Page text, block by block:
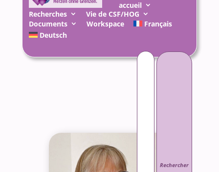
accueil
Recherches
Vie de CSF/HOG
Documents
Workspace
Français
Deutsch
Rechercher :